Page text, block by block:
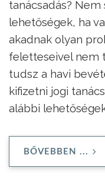
tanácsadás?
lehetőségek, ha
akadnak olyan
feletteseivel nem
tudsz a havi
kifizetni jogi
alábbi
BŐVEBBEN ...